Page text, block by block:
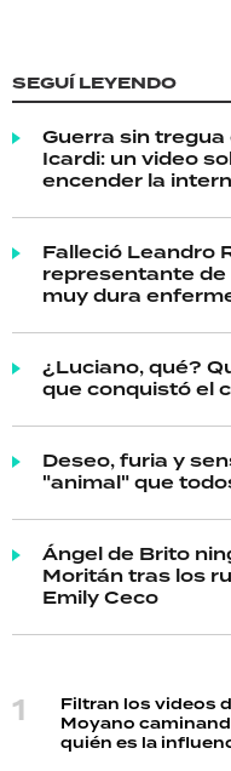
SEGUÍ LEYENDO
Guerra sin
Icardi: un video
encender la
Falleció Leandro
representante
muy dura
¿Luciano, qué?
que conquistó el
Deseo, furia y
"animal" que
Ángel de Brito
Moritán tras los
Emily Ceco
Filtran los videos
Moyano
quién es la